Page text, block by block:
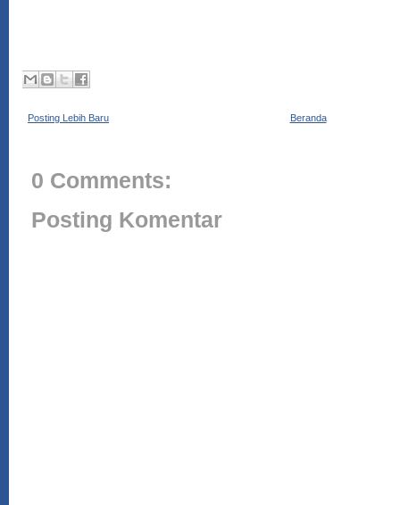
Posting Lebih Baru Beranda
0 Comments:
Posting Komentar